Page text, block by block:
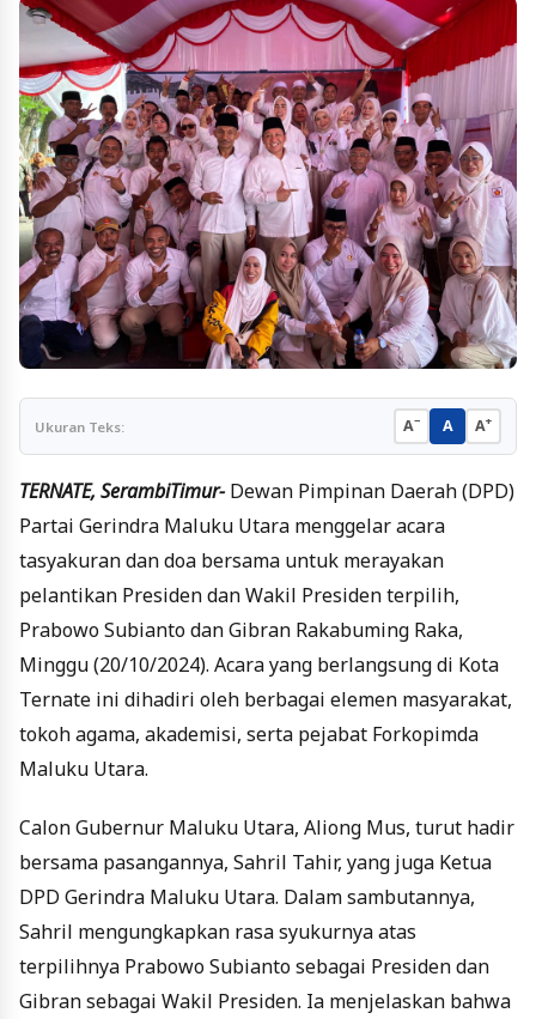
Ukuran Teks: A− A A+
TERNATE, SerambiTimur- Dewan Pimpinan Daerah (DPD)
Partai Gerindra Maluku Utara menggelar acara
tasyakuran dan doa bersama untuk merayakan
pelantikan Presiden dan Wakil Presiden terpilih,
Prabowo Subianto dan Gibran Rakabuming Raka,
Minggu (20/10/2024). Acara yang berlangsung di Kota
Ternate ini dihadiri oleh berbagai elemen masyarakat,
tokoh agama, akademisi, serta pejabat Forkopimda
Maluku Utara.
Calon Gubernur Maluku Utara, Aliong Mus, turut hadir
bersama pasangannya, Sahril Tahir, yang juga Ketua
DPD Gerindra Maluku Utara. Dalam sambutannya,
Sahril mengungkapkan rasa syukurnya atas
terpilihnya Prabowo Subianto sebagai Presiden dan
Gibran sebagai Wakil Presiden. Ia menjelaskan bahwa